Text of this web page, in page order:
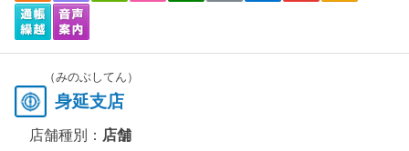
（みのぶしてん）
身延支店
店舗種別： 店舗